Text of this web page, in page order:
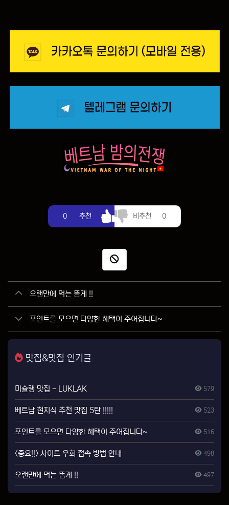
0 추천 추천 비추천 0
비추천
신고
관련자료
오랜만에 먹는 똠게 !!
포인트를 모으면 다양한 혜택이 주어집니다~
맛집&멋집 인기글
미슐랭 맛집 - LUKLAK 579
베트남 현지식 추천 맛집 5탄 !!!!! 523
포인트를 모으면 다양한 혜택이 주어집니다~ 516
<중요!!> 사이트 우회 접속 방법 안내 498
오랜만에 먹는 똠게 !! 497